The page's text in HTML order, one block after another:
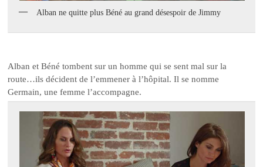
Alban ne quitte plus Béné au grand désespoir de Jimmy
Alban et Béné tombent sur un homme qui se sent mal sur la
route…ils décident de l’emmener à l’hôpital. Il se nomme
Germain, une femme l’accompagne.